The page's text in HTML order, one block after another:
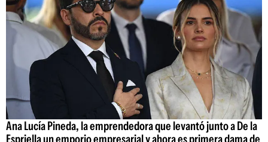
Ana Lucía Pineda, la emprendedora que levantó junto a De la
Espriella un emporio empresarial y ahora es primera dama de